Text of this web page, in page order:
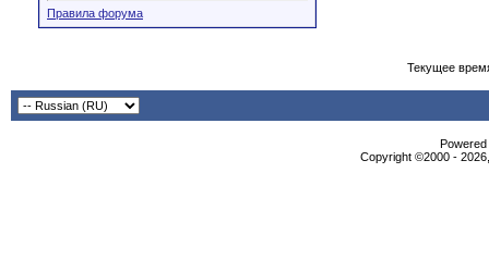
Правила форума
Текущее
Copyright ©2000 -